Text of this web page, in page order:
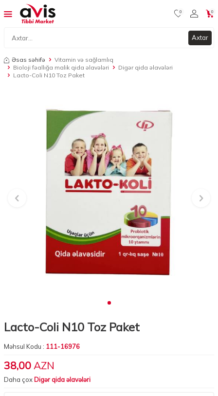
Axtar
0 0
Əsas səhifə
Vitamin və sağlamlıq
Bioloji fəallığa malik qida əlavələri
Digər qida əlavələri
Lacto-Coli N10 Toz Paket
Lacto-Coli N10 Toz Paket
Məhsul Kodu : 111-16976
38,00 AZN
Daha çox Digər qida əlavələri